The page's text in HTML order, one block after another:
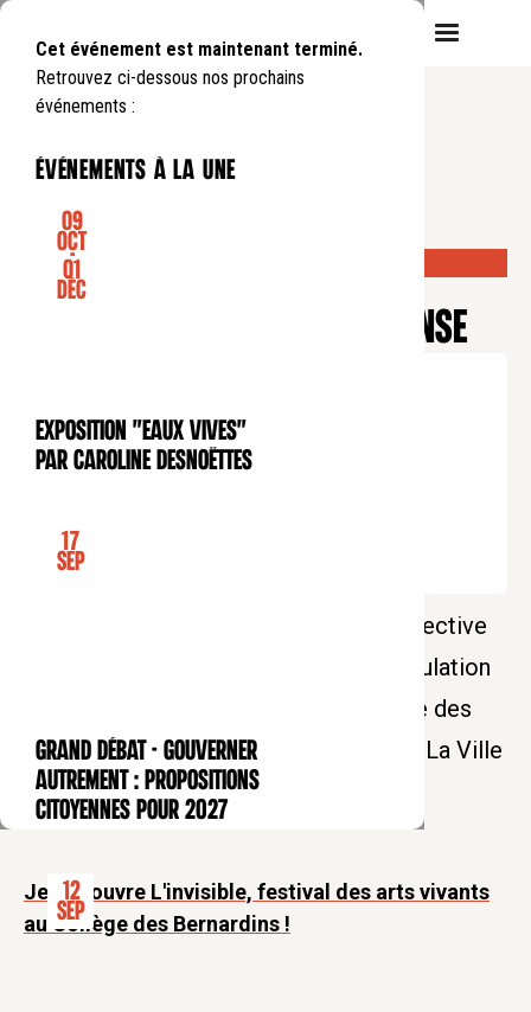
Cet événement est maintenant terminé.
Retrouvez ci-dessous nos prochains
événements :
événements à la une
EXPOSITION
09
Oct
-
01
Déc
Exposition "Eaux Vives"
par Caroline Desnoëttes
CONFÉRENCE
17
Sep
GRAND DÉBAT - Gouverner
autrement : propositions
citoyennes pour 2027
12
Sep
SPECTACLE VIVANT
LE SACRE - SPECTACLE DE DANSE
Tarif réduit : 10€
Tarif soutien : 40€
Venez découvrir une composition collective
dansée et chantée a capella en déambulation
dans les différents espaces du Collège des
Bernardins, interprétée par le collectif La Ville
en Feu.
Je découvre L'invisible, festival des arts vivants
au Collège des Bernardins !